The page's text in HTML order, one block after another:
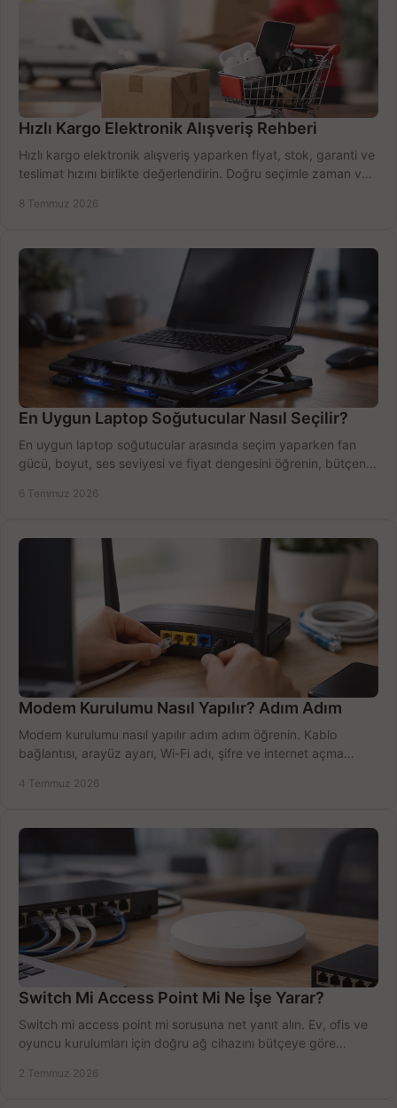
Hızlı Kargo Elektronik Alışveriş Rehberi
Hızlı kargo elektronik alışveriş yaparken fiyat, stok, garanti ve
teslimat hızını birlikte değerlendirin. Doğru seçimle zaman ve
8 Temmuz 2026
En Uygun Laptop Soğutucular Nasıl Seçilir?
En uygun laptop soğutucular arasında seçim yaparken fan
gücü, boyut, ses seviyesi ve fiyat dengesini öğrenin, bütçenizi
6 Temmuz 2026
Modem Kurulumu Nasıl Yapılır? Adım Adım
Modem kurulumu nasıl yapılır adım adım öğrenin. Kablo
bağlantısı, arayüz ayarı, Wi-Fi adı, şifre ve internet açma
4 Temmuz 2026
Switch Mi Access Point Mi Ne İşe Yarar?
Switch mi access point mi sorusuna net yanıt alın. Ev, ofis ve
oyuncu kurulumları için doğru ağ cihazını bütçeye göre
2 Temmuz 2026